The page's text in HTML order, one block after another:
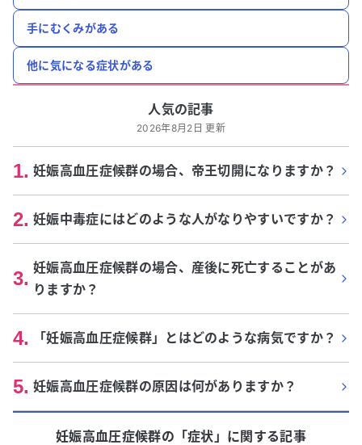
手にむくみがある
他に気になる症状がある
人気の記事
2026年8月2日 更新
1. 妊娠高血圧症候群の場合、帝王切開になりますか？
2. 妊娠中毒症にはどのような人がなりやすいですか？
3. 妊娠高血圧症候群の場合、産後に死亡することがあ
りますか？
4. 「妊娠高血圧症候群」とはどのような病気ですか？
5. 妊娠高血圧症候群の原因は何がありますか？
妊娠高血圧症候群の「症状 」に関する記事